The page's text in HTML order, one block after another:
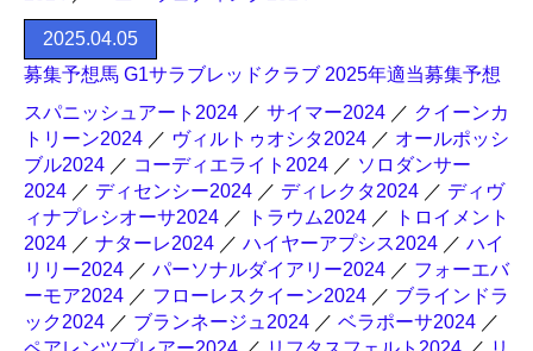
2025.04.05
募集予想馬 G1サラブレッドクラブ 2025年適当募集予想
スパニッシュアート2024 ／ サイマー2024 ／ クイーンカ
トリーン2024 ／ ヴィルトゥオシタ2024 ／ オールポッシ
ブル2024 ／ コーディエライト2024 ／ ソロダンサー
2024 ／ ディセンシー2024 ／ ディレクタ2024 ／ ディヴ
ィナプレシオーサ2024 ／ トラウム2024 ／
トロイメント
2024 ／ ナターレ2024 ／ ハイヤーアプシス2024 ／ ハイ
リリー2024 ／ パーソナルダイアリー2024 ／ フォーエバ
ーモア2024 ／ フローレスクイーン2024 ／ ブラインドラ
ック2024 ／ ブランネージュ2024 ／ ベラポーサ2024 ／